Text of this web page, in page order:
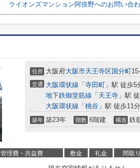
ライオンズマンション阿倍野へのお問い合
住所 大阪府大阪市天王寺区国分町
交通 大阪環状線 「 寺田町 」駅 徒歩5
地下鉄御堂筋線 「 天王寺 」駅
大阪環状線 「 桃谷 」駅 徒歩11分
築年 築23年 階数 6階建 構造 鉄
管理費・共益費 敷金 礼金 間取り